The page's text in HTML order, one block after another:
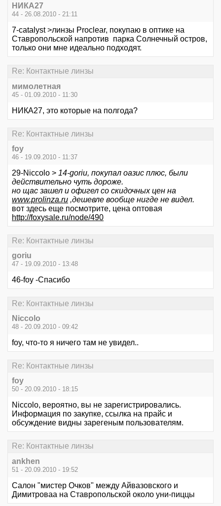
НИКА27
44 - 26.08.2010 - 21:11
7-catalyst >линзы Proclear, покупаю в оптике на
Ставропольской напротив парка Солнечный остров,
только они мне идеально подходят.
Re: Контактные линзы
мимолетная
45 - 01.09.2010 - 11:30
НИКА27, это которые на полгода?
Re: Контактные линзы
foy
46 - 19.09.2010 - 11:37
29-Niccolo > 14-goriu, покупал оазис плюс, были
действительно чуть дороже.
но щас зашел и офигел со скидочных цен на
www.prolinza.ru ,дешевле вообще нигде не видел.
вот здесь еще посмотрите, цена оптовая
http://foxysale.ru/node/490
Re: Контактные линзы
goriu
47 - 19.09.2010 - 13:48
46-foy -Спасибо
Re: Контактные линзы
Niccolo
48 - 20.09.2010 - 09:42
foy, что-то я ничего там не увидел..
Re: Контактные линзы
foy
50 - 20.09.2010 - 18:15
Niccolo, вероятно, вы не зарегистрировались.
Информация по закупке, ссылка на прайс и
обсуждение видны зарегеным пользователям.
Re: Контактные линзы
ankhen
51 - 20.09.2010 - 19:52
Салон "мистер Очков" между Айвазовского и
Димитроваа на Ставропольской около уни-пиццы